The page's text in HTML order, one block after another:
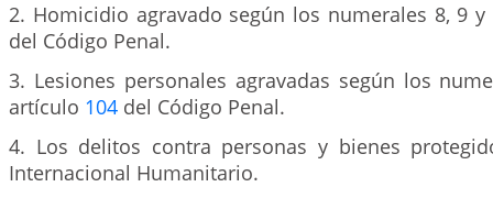
2. Homicidio agravado según los numerales 8, 9
del Código Penal.
3. Lesiones personales agravadas según los
artículo 104 del Código Penal.
4. Los delitos contra personas y bienes
Internacional Humanitario.